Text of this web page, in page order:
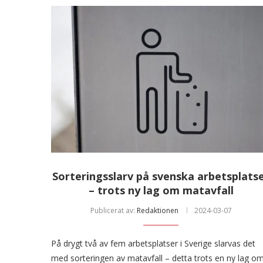
Sorteringsslarv på svenska
– trots ny lag om matavfall
Publicerat av: Redaktionen 2024-03-07
På drygt två av fem arbetsplatser i Sverige slarvas det
med sorteringen av matavfall – detta trots en ny lag